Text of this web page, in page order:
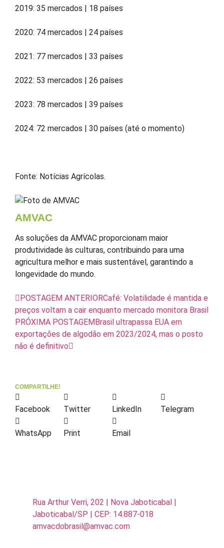
2019: 35 mercados | 18 países
2020: 74 mercados | 24 países
2021: 77 mercados | 33 países
2022: 53 mercados | 26 países
2023: 78 mercados | 39 países
2024: 72 mercados | 30 países (até o momento)
Fonte: Notícias Agrícolas.
AMVAC
As soluções da AMVAC proporcionam maior
produtividade às culturas, contribuindo para uma
agricultura melhor e mais sustentável, garantindo a
longevidade do mundo.
POSTAGEM ANTERIORCafé: Volatilidade é mantida e
preços voltam a cair enquanto mercado monitora Brasil
PRÓXIMA POSTAGEM Brasil ultrapassa EUA em
exportações de algodão em 2023/2024, mas o posto
não é definitivo
COMPARTILHE!
Facebook Twitter LinkedIn Telegram
WhatsApp Print Email
Rua Arthur Verri, 202 | Nova Jaboticabal |
Jaboticabal/SP | CEP: 14.887-018
amvacdobrasil@amvac.com